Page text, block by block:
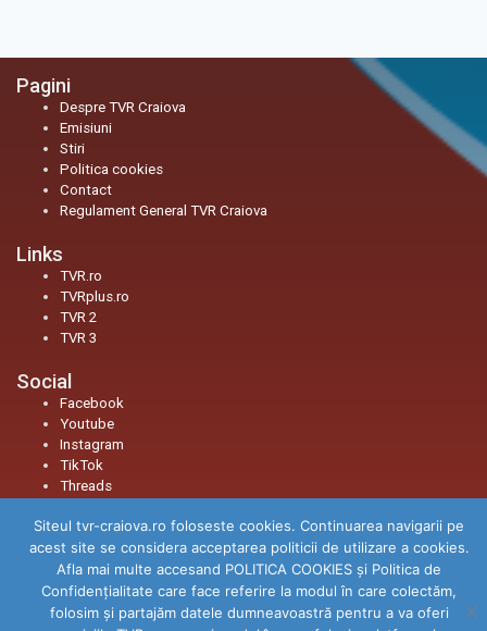
Pagini
Despre TVR Craiova
Emisiuni
Stiri
Politica cookies
Contact
Regulament General TVR Craiova
Links
TVR.ro
TVRplus.ro
TVR 2
TVR 3
Social
Facebook
Youtube
Instagram
TikTok
Threads
© 2026 TVR Craiova |Toate drepturile rezervate.
Siteul tvr-craiova.ro foloseste cookies. Continuarea navigarii pe
acest site se considera acceptarea politicii de utilizare a cookies.
Afla mai multe accesand POLITICA COOKIES și Politica de
Confidenţialitate care face referire la modul în care colectăm,
folosim şi partajăm datele dumneavoastră pentru a va oferi